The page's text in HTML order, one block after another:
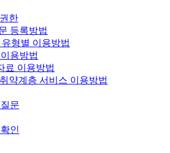
한
등록방법
유형별 이용방법
용방법
료 이용방법
약계층 서비스 이용방법
문
인